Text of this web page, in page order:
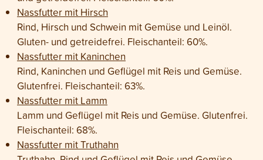
Nassfutter mit Hirsch
Rind, Hirsch und Schwein mit Gemüse und Leinöl.
Gluten- und getreidefrei. Fleischanteil: 60%.
Nassfutter mit Kaninchen
Rind, Kaninchen und Geflügel mit Reis und Gemüse.
Glutenfrei. Fleischanteil: 63%.
Nassfutter mit Lamm
Lamm und Geflügel mit Reis und Gemüse. Glutenfrei.
Fleischanteil: 68%.
Nassfutter mit Truthahn